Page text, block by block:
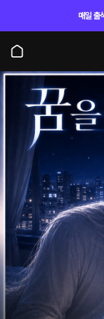
매일 출